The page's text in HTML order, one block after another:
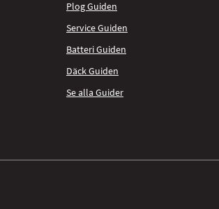
Plog Guiden
Service Guiden
Batteri Guiden
Däck Guiden
Se alla Guider